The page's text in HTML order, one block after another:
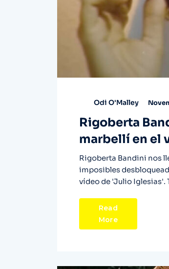
Odi O'Malley
Rigoberta
marbellí en el
Rigoberta Bandini nos
imposibles
vídeo de 'Julio Iglesias'.
Read
More